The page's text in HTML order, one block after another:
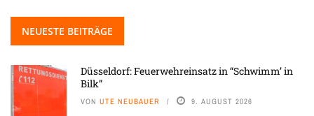
NEUESTE BEITRÄGE
Düsseldorf: Feuerwehreinsatz in “Schwimm’ in
Bilk”
VON UTE NEUBAUER 9. AUGUST 2026